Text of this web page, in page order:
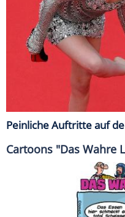
Peinliche Auftritte auf
Cartoons "Das Wahre